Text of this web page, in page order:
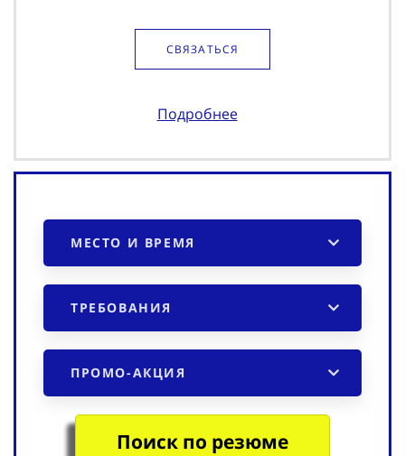
СВЯЗАТЬСЯ
Подробнее
МЕСТО И ВРЕМЯ
ТРЕБОВАНИЯ
ПРОМО-АКЦИЯ
Поиск по резюме